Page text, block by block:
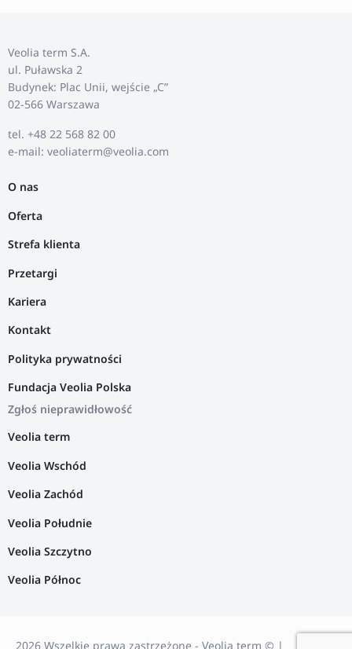
Veolia term S.A.
ul. Puławska 2
Budynek: Plac Unii, wejście „C”
02-566 Warszawa
tel. +48 22 568 82 00
e-mail: veoliaterm@veolia.com
O nas
Oferta
Strefa klienta
Przetargi
Kariera
Kontakt
Polityka prywatności
Fundacja Veolia Polska
Zgłoś nieprawidłowość
Veolia term
Veolia Wschód
Veolia Zachód
Veolia Południe
Veolia Szczytno
Veolia Północ
2026 Wszelkie prawa zastrzeżone - Veolia term © |